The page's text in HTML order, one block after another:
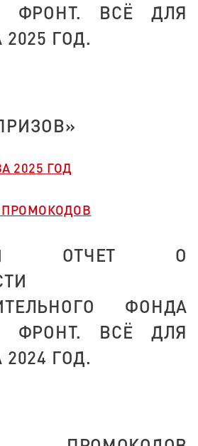
ФРОНТ. ВСЁ ДЛЯ
ГОД.
2025 ГОД
ПРОМОКОДОВ
ОТЧЕТ О
ФОНДА
ФРОНТ. ВСЁ ДЛЯ
ГОД.